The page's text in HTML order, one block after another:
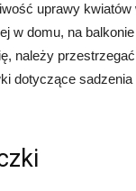
uprawy
w domu, na
należy
dotyczące